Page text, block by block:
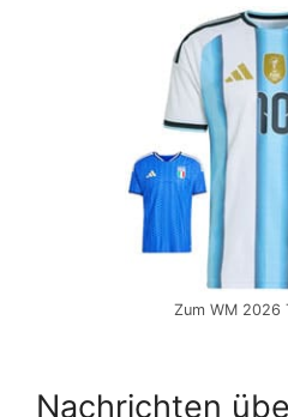
Zum WM 2026
Nachrichten